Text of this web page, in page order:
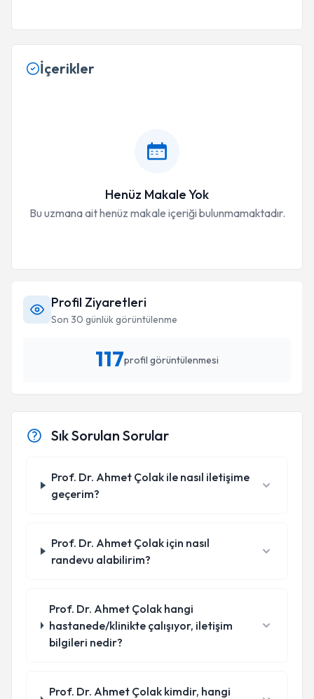
İçerikler
Henüz Makale Yok
Bu uzmana ait henüz makale içeriği bulunmamaktadır.
Profil Ziyaretleri
Son 30 günlük görüntülenme
117profil görüntülenmesi
Sık Sorulan Sorular
Prof. Dr. Ahmet Çolak ile nasıl iletişime
geçerim?
Prof. Dr. Ahmet Çolak için nasıl
randevu alabilirim?
Prof. Dr. Ahmet Çolak hangi
hastanede/klinikte çalışıyor, iletişim
bilgileri nedir?
Prof. Dr. Ahmet Çolak kimdir, hangi